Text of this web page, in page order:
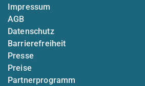
Impressum
AGB
Datenschutz
Barrierefreiheit
Presse
Preise
Partnerprogramm